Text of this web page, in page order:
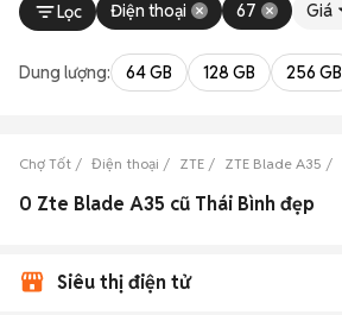
Lọc Điện thoại 67 Giá
Dung lượng: 64 GB 128 GB 256 GB
Chợ Tốt Điện thoại ZTE ZTE Blade A35
0 Zte Blade A35 cũ Thái Bình đẹp
Siêu thị điện tử